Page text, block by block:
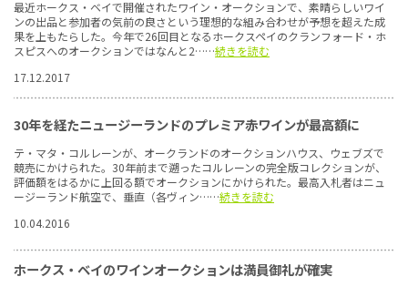
最近ホークス・ベイで開催されたワイン・オークションで、素晴らしいワイ
ンの出品と参加者の気前の良さという理想的な組み合わせが予想を超えた成
果を上もたらした。今年で26回目となるホークスペイのクランフォード・ホ
スピスへのオークションではなんと2……続きを読む
17.12.2017
30年を経たニュージーランドのプレミア赤ワインが最高額に
テ・マタ・コルレーンが、オークランドのオークションハウス、ウェブズで
競売にかけられた。30年前まで遡ったコルレーンの完全版コレクションが、
評価額をはるかに上回る額でオークションにかけられた。最高入札者はニュ
ージーランド航空で、垂直（各ヴィン……続きを読む
10.04.2016
ホークス・ベイのワインオークションは満員御礼が確実